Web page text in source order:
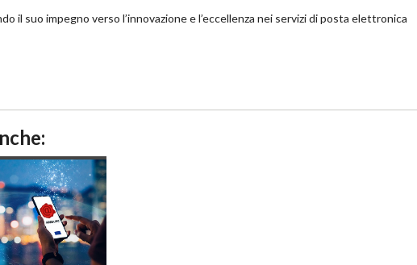
il suo impegno verso l’innovazione e l’eccellenza nei servizi di posta elettronica